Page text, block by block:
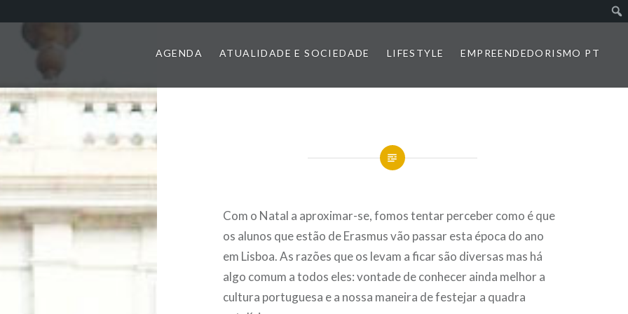
AGENDA ATUALIDADE E SOCIEDADE LIFESTYLE EMPREENDEDORISMO PT
Com o Natal a aproximar-se, fomos tentar perceber como é que
os alunos que estão de Erasmus vão passar esta época do ano
em Lisboa. As razões que os levam a ficar são diversas mas há
algo comum a todos eles: vontade de conhecer ainda melhor a
cultura portuguesa e a nossa maneira de festejar a quadra